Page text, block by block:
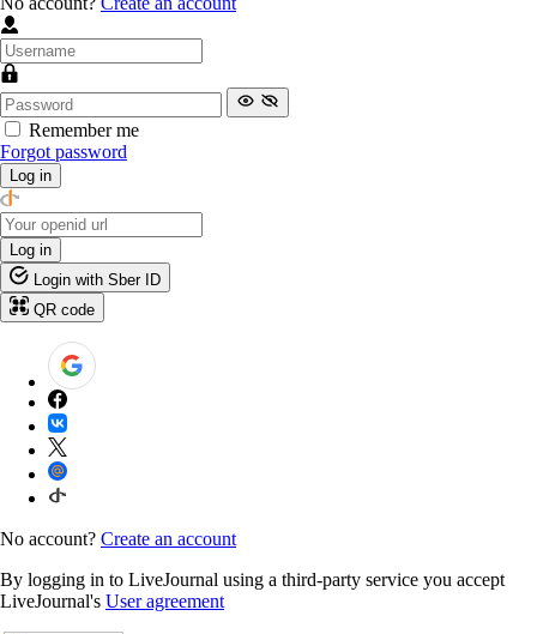
Remember me
Forgot password
Log in
Log in
Login with Sber ID
QR code
No account? Create an account
By logging in to LiveJournal using a third-party service you accept
LiveJournal's User agreement